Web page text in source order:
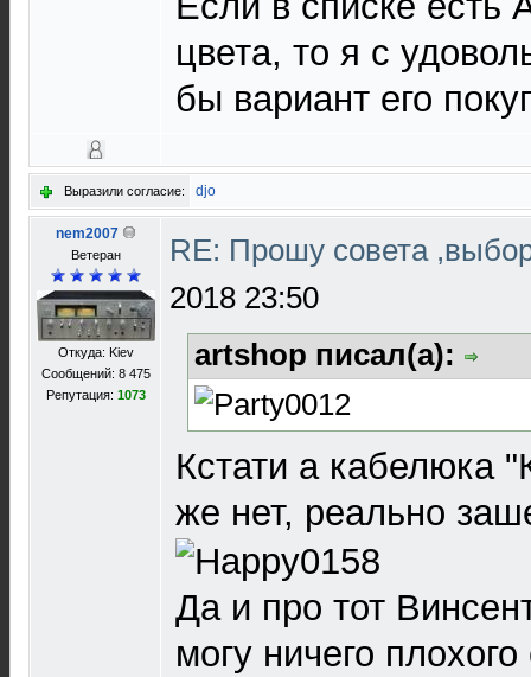
цвета, то я с
бы вариант его
Выразили согласие: djo
nem2007
Ветеран
Откуда: Kiev
Сообщений: 8 475
Репутация: 1073
RE: Прошу совета
2018 23:50
artshop писал(а):
Кстати а кабелюка
же нет, реально
Да и про тот
могу ничего